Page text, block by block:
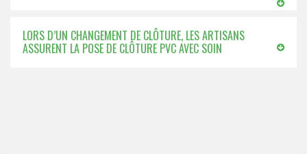
LORS D’UN CHANGEMENT DE CLÔTURE, LES ARTISANS
ASSURENT LA POSE DE CLÔTURE PVC AVEC SOIN